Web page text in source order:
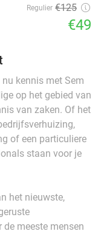
Regulier €125
€49
kennis met Sem
op het gebied van
van zaken. Of het
of een particuliere
staan voor je
het nieuwste,
meeste mensen